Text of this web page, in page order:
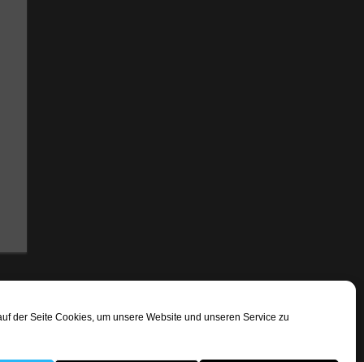
der Seite Cookies, um unsere Website und unseren Service zu
Cookie-Richtlinie (EU) Haftungsauschluss